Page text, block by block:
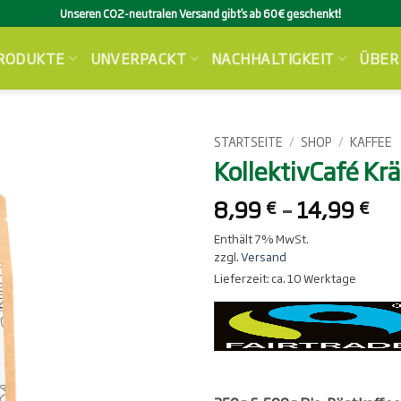
Unseren CO2-neutralen Versand gibt’s ab 60€ geschenkt!
UNVERPACKT NACHHALTIGKEIT
STARTSEITE / SHOP / KAFFEE
KollektivCafé
8,99 € –14,99 €
Enthält 7% MwSt.
zzgl.Versand
Lieferzeit: ca. 10 Werktage